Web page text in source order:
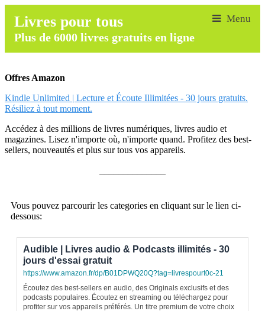
Livres pour tous
Plus de 6000 livres gratuits en ligne
Offres Amazon
Kindle Unlimited | Lecture et Écoute Illimitées - 30 jours gratuits.
Résiliez à tout moment.
Accédez à des millions de livres numériques, livres audio et
magazines. Lisez n'importe où, n'importe quand. Profitez des best-
sellers, nouveautés et plus sur tous vos appareils.
Vous pouvez parcourir les categories en cliquant sur le lien ci-
dessous:
Audible | Livres audio & Podcasts illimités - 30
jours d'essai gratuit
https://www.amazon.fr/dp/B01DPWQ20Q?tag=livrespourt0c-21
Écoutez des best-sellers en audio, des Originals exclusifs et des
podcasts populaires. Écoutez en streaming ou téléchargez pour
profiter sur vos appareils préférés. Un titre premium de votre choix